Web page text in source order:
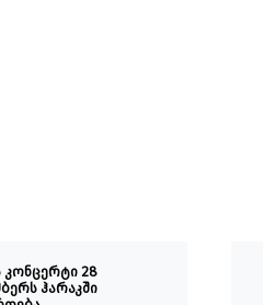
კონცერტი 28
ჰარაკში